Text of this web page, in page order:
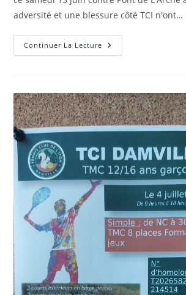
adversité et une blessure côté TCI n'ont…
Continuer La Lecture Notre
Équipe
En
Finale